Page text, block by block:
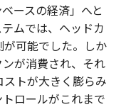
ースの経済」へと
ムでは、ヘッドカ
可能でした。しか
が消費され、それ
トが大きく膨らみ
ロールがこれまで